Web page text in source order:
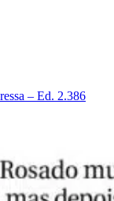
– Ed. 2.386